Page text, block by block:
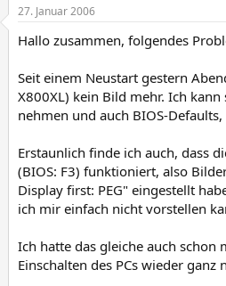
27. Januar 2006
Hallo zusammen, folgendes
Seit einem Neustart gestern
X800XL) kein Bild mehr. Ich
nehmen und auch BIOS-
Erstaunlich finde ich auch, dass
(BIOS: F3) funktioniert, also
Display first: PEG" eingestellt
ich mir einfach nicht vorstellen
Ich hatte das gleiche auch schon
Einschalten des PCs wieder ganz